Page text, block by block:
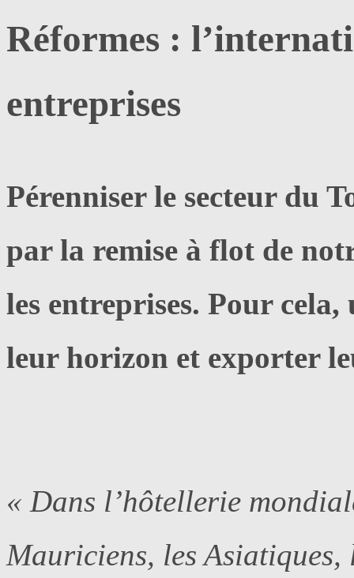
Réformes :
entreprises
Pérenniser le secteur du
par la remise à flot de
les entreprises. Pour
leur horizon et exporter
« Dans l’hôtellerie
Mauriciens, les